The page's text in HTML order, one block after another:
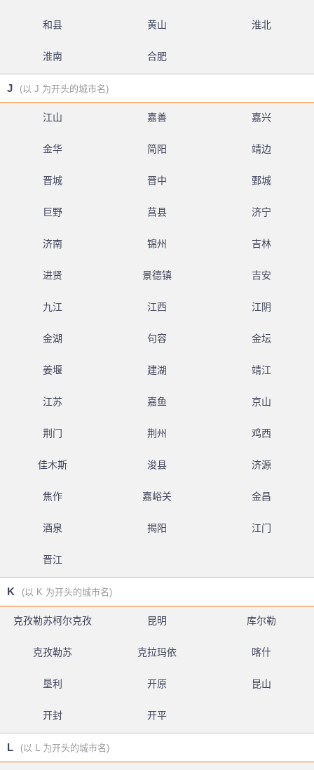
和县 黄山 淮北
淮南 合肥
J (以 J 为开头的城市名)
江山 嘉善 嘉兴
金华 简阳 靖边
晋城 晋中 鄄城
巨野 莒县 济宁
济南 锦州 吉林
进贤 景德镇 吉安
九江 江西 江阴
金湖 句容 金坛
姜堰 建湖 靖江
江苏 嘉鱼 京山
荆门 荆州 鸡西
佳木斯 浚县 济源
焦作 嘉峪关 金昌
酒泉 揭阳 江门
晋江
K (以 K 为开头的城市名)
克孜勒苏柯尔克孜 昆明 库尔勒
克孜勒苏 克拉玛依 喀什
垦利 开原 昆山
开封 开平
L (以 L 为开头的城市名)